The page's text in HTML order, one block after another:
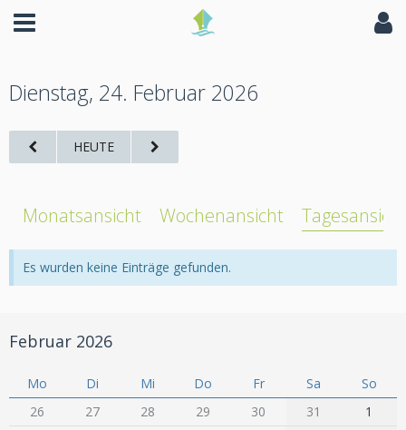
Dienstag, 24. Februar 2026
HEUTE
Monatsansicht Wochenansicht Tagesansicht
Es wurden keine Einträge gefunden.
Februar 2026
Mo Di Mi Do Fr Sa
So
26
27 28 29 30 31
1